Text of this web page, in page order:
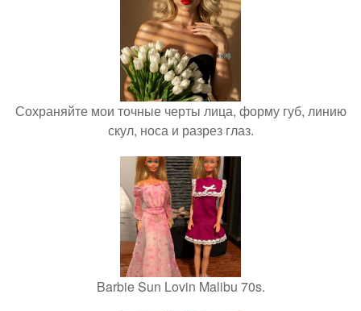
Сохраняйте мои точные черты лица, форму губ, линию
скул, носа и разрез глаз.
Barbie Sun Lovin Malibu 70s.